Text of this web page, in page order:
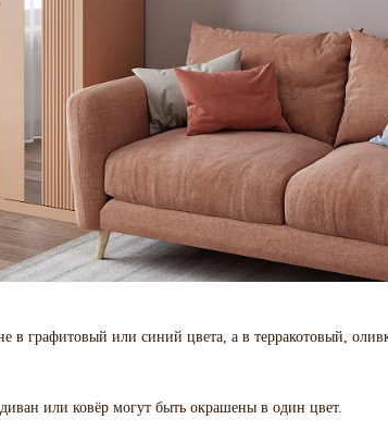
в графитовый или синий цвета, а в терракотовый,
или ковёр могут быть окрашены в один цвет.